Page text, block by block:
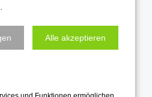
Alle akzeptieren